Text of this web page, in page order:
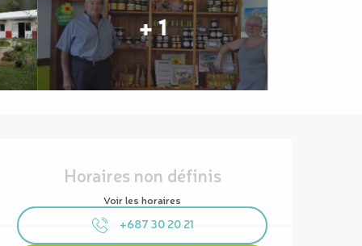
+ 1
Ouverture et coordonnées
Horaires non définis
Voir les horaires
+687 30 20 21